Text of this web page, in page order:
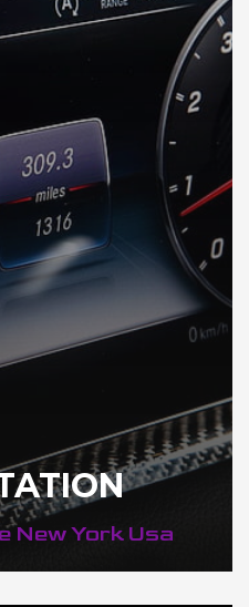
AUTO a New York Usa
New York Usa